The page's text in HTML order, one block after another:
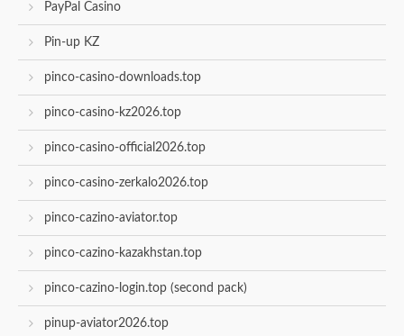
PayPal Casino
Pin-up KZ
pinco-casino-downloads.top
pinco-casino-kz2026.top
pinco-casino-official2026.top
pinco-casino-zerkalo2026.top
pinco-cazino-aviator.top
pinco-cazino-kazakhstan.top
pinco-cazino-login.top (second pack)
pinup-aviator2026.top